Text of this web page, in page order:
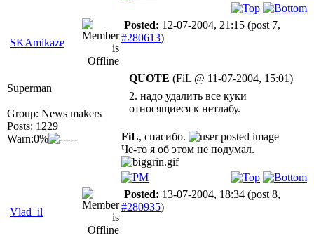
SKAmikaze
Posted: 12-07-2004, 21:15 (post 7,
#280613)
Superman
Group: News makers
Posts: 1229
Warn:0%
QUOTE (FiL @ 11-07-2004, 15:01)
2. надо удалить все куки
относящиеся к нетлабу.
FiL, спасибо.
Че-то я об этом не подумал.
Vlad_il
Posted: 13-07-2004, 18:34 (post 8,
#280935)